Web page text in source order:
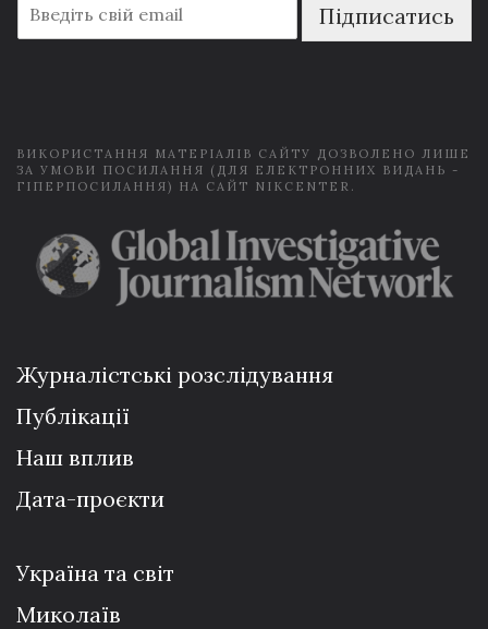
m
a
Підписатись
ВИКОРИСТАННЯ МАТЕРІАЛІВ САЙТУ ДОЗВОЛЕНО ЛИШЕ
ЗА УМОВИ ПОСИЛАННЯ (ДЛЯ ЕЛЕКТРОННИХ ВИДАНЬ -
ГІПЕРПОСИЛАННЯ) НА САЙТ NIKCENTER.
Журналістські розслідування
Публікації
Наш вплив
Дата-проєкти
Україна та світ
Миколаїв